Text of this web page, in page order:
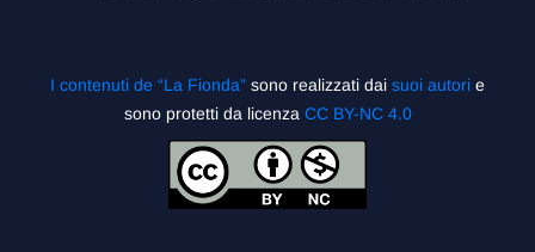
I contenuti de “La Fionda” sono realizzati dai suoi autori e
sono protetti da licenza CC BY-NC 4.0